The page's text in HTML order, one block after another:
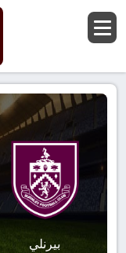
بيرنلي